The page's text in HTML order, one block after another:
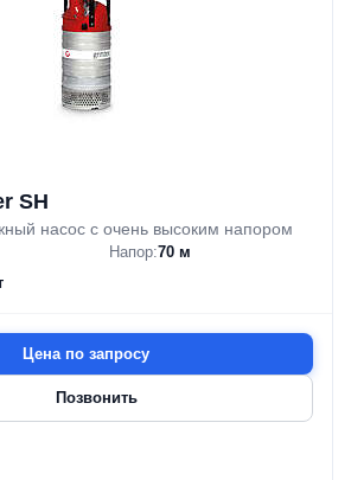
SH
Погружной дренажный насос с очень высоким напором
Напор:70 м
Цена по запросу
Позвонить